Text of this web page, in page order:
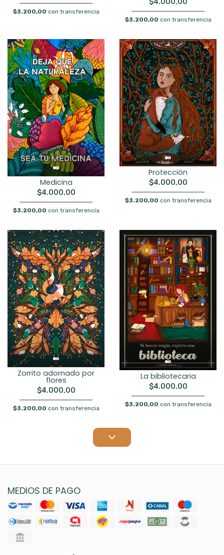
$3.200,00 con transferencia
$3.200,00 con transferencia
Medicina
$4.000,00
$3.200,00 con transferencia
Protección
$4.000,00
$3.200,00 con transferencia
Zorrito adornado por
flores
$4.000,00
$3.200,00 con transferencia
La bibliotecaria
$4.000,00
$3.200,00 con transferencia
MEDIOS DE PAGO